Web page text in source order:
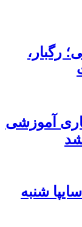
رگبار،
آموزشی
شنبه